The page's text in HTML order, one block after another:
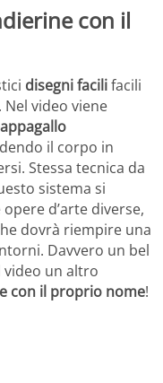
con il
disegni facilifacili
video viene
il corpo in
Stessa tecnica da
sistema si
d’arte diverse,
dovrà riempire una
Davvero un bel
video un altro
con il proprio nome!